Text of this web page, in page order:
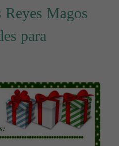
Reyes Magos
para